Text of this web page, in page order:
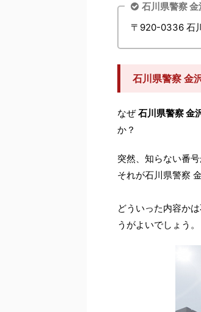
石川県警察
〒920-0336 石
石川県警察 金
なぜ石川県警察 金
か？
突然、知らない番
それが石川県警察
どういった内容か
うがよいでしょう。